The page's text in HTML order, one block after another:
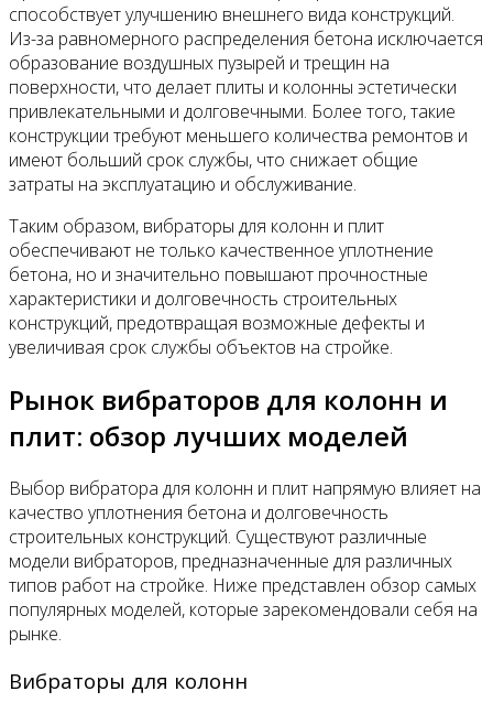
способствует улучшению внешнего вида конструкций.
Из-за равномерного распределения бетона исключается
образование воздушных пузырей и трещин на
поверхности, что делает плиты и колонны эстетически
привлекательными и долговечными. Более того, такие
конструкции требуют меньшего количества ремонтов и
имеют больший срок службы, что снижает общие
затраты на эксплуатацию и обслуживание.
Таким образом, вибраторы для колонн и плит
обеспечивают не только качественное уплотнение
бетона, но и значительно повышают прочностные
характеристики и долговечность строительных
конструкций, предотвращая возможные дефекты и
увеличивая срок службы объектов на стройке.
Рынок вибраторов для колонн и
плит: обзор лучших моделей
Выбор вибратора для колонн и плит напрямую влияет на
качество уплотнения бетона и долговечность
строительных конструкций. Существуют различные
модели вибраторов, предназначенные для различных
типов работ на стройке. Ниже представлен обзор самых
популярных моделей, которые зарекомендовали себя на
рынке.
Вибраторы для колонн